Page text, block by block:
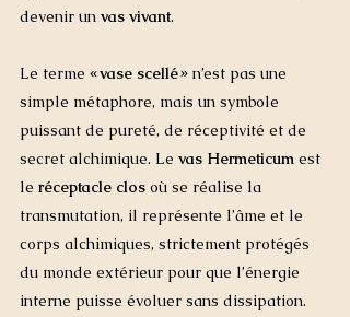
devenir un vas vivant.
Le terme « vase scellé » n’est pas une
simple métaphore, mais un symbole
puissant de pureté, de réceptivité et de
secret alchimique. Le vas Hermeticum est
le réceptacle clos où se réalise la
transmutation, il représente l’âme et le
corps alchimiques, strictement protégés
du monde extérieur pour que l’énergie
interne puisse évoluer sans dissipation.